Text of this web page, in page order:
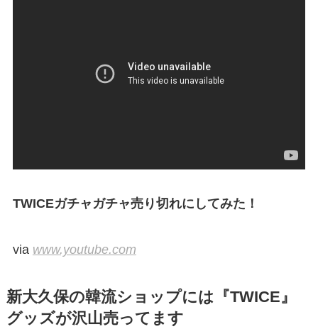
TWICEガチャガチャ売り切れにしてみた！
via www.youtube.com
新大久保の韓流ショップには『TWICE』
グッズが沢山売ってます